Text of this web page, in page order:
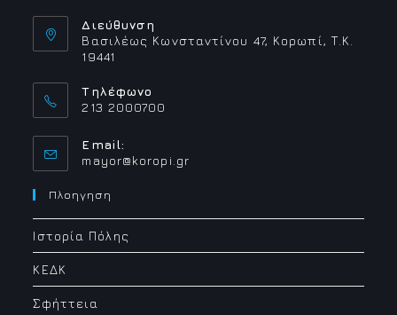
Διεύθυνση
Βασιλέως Κωνσταντίνου 47, Κορωπί, Τ.Κ.
19441
Τηλέφωνο
213 2000700
Email:
mayor@koropi.grOpens
Πλοηγηση
Ιστορία Πόλης
ΚΕΔΚ
Σφήττεια